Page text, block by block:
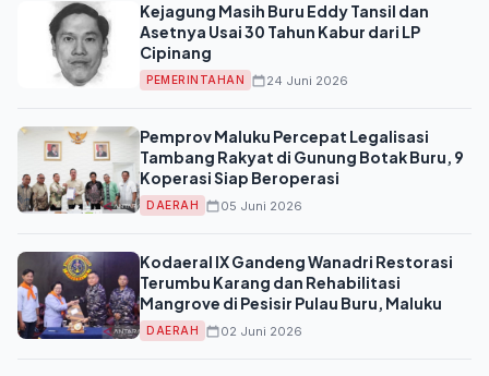
Kejagung Masih Buru Eddy Tansil dan
Asetnya Usai 30 Tahun Kabur dari LP
Cipinang
PEMERINTAHAN 24 Juni 2026
Pemprov Maluku Percepat Legalisasi
Tambang Rakyat di Gunung Botak Buru, 9
Koperasi Siap Beroperasi
DAERAH 05 Juni 2026
Kodaeral IX Gandeng Wanadri Restorasi
Terumbu Karang dan Rehabilitasi
Mangrove di Pesisir Pulau Buru, Maluku
DAERAH 02 Juni 2026